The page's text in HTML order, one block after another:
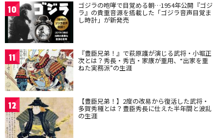
10 ゴジラの咆哮で目覚める朝…1954年公開『ゴジ
ラ』の貴重音源を搭載した「ゴジラ音声目覚ま
し時計」が新発売
11 『豊臣兄弟！』で萩原護が演じる武将・小堀正
次とは？秀長・秀吉・家康が重用、“出家を重
ねた実務派”の生涯
12 【豊臣兄弟！】2度の改易から復活した武将・
多賀秀種とは？豊臣秀長に仕えた半年間と波乱
の生涯